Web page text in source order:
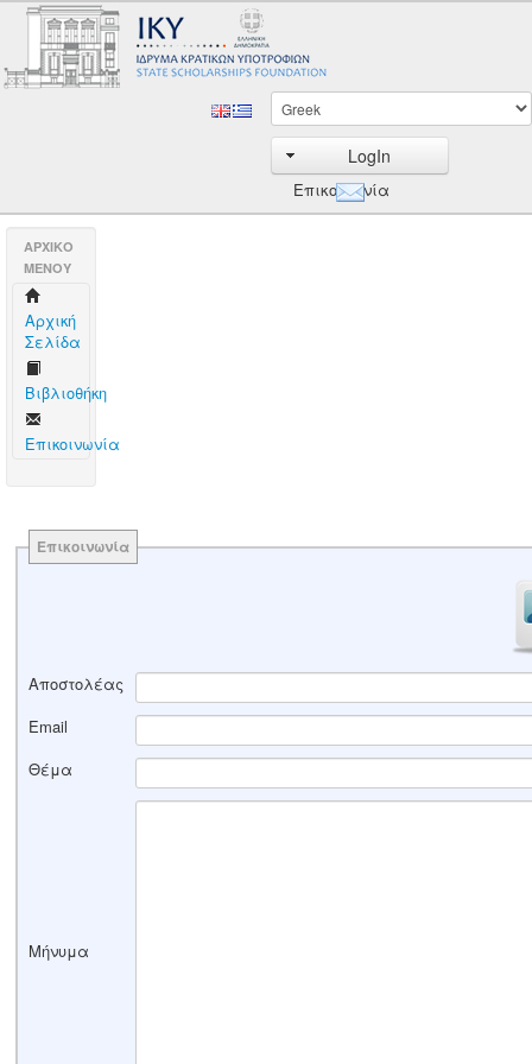
LogIn
Επικοινωνία
AΡΧΙΚΟ
ΜΕΝΟΥ
Aρχική
Σελίδα
Βιβλιοθήκη
Επικοινωνία
Επικοινωνία
Αποστολέας
Email
Θέμα
Μήνυμα